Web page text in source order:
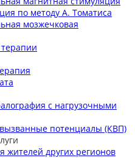
по методу А. Томатиса
мозжечковая
с нагрузочными
потенциалы (КВП)
жителей других регионов